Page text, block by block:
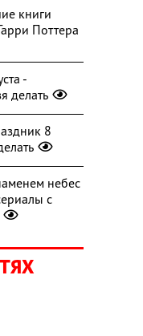
книги
Поттера
-
делать
8
небес
с